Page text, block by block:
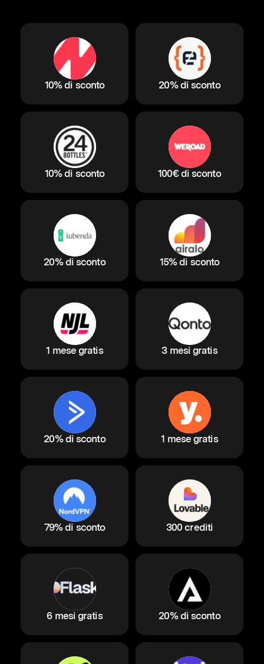
10% di sconto 20% di sconto
10% di sconto 100€ di sconto
20% di sconto 15% di sconto
1 mese gratis 3 mesi gratis
20% di sconto 1 mese gratis
79% di sconto 300 crediti
6 mesi gratis 20% di sconto